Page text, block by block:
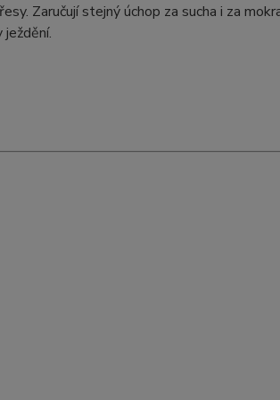
Zaručují stejný úchop za sucha i za
ježdění.